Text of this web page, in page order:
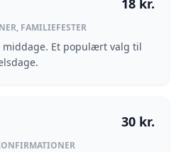
18 kr.
FAMILIEFESTER
middage. Et populært valg til
30 kr.